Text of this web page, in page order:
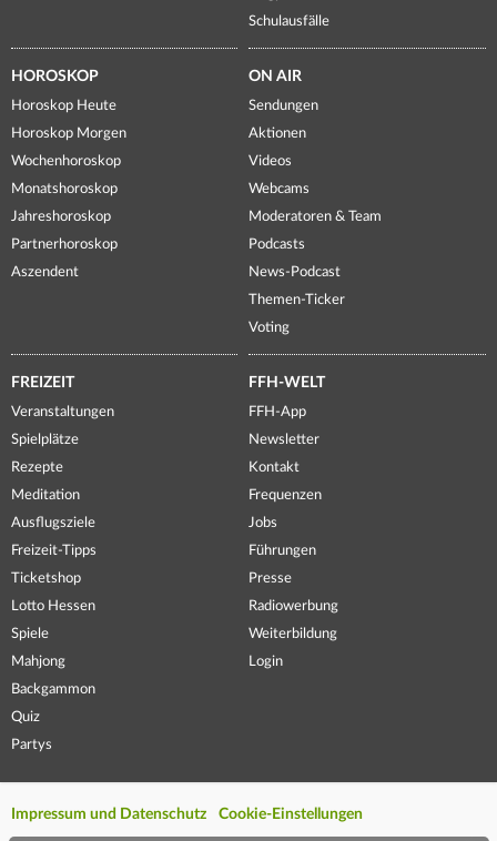
Schulausfälle
HOROSKOP
Horoskop Heute
Horoskop Morgen
Wochenhoroskop
Monatshoroskop
Jahreshoroskop
Partnerhoroskop
Aszendent
ON AIR
Sendungen
Aktionen
Videos
Webcams
Moderatoren & Team
Podcasts
News-Podcast
Themen-Ticker
Voting
FREIZEIT
Veranstaltungen
Spielplätze
Rezepte
Meditation
Ausflugsziele
Freizeit-Tipps
Ticketshop
Lotto Hessen
Spiele
Mahjong
Backgammon
Quiz
Partys
FFH-WELT
FFH-App
Newsletter
Kontakt
Frequenzen
Jobs
Führungen
Presse
Radiowerbung
Weiterbildung
Login
Impressum und Datenschutz Cookie-Einstellungen